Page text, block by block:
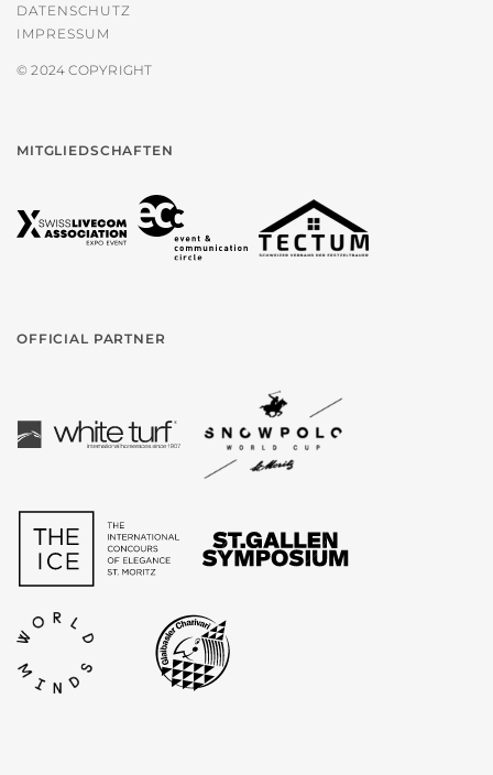
DATENSCHUTZ
IMPRESSUM
© 2024 COPYRIGHT
MITGLIEDSCHAFTEN
OFFICIAL PARTNER